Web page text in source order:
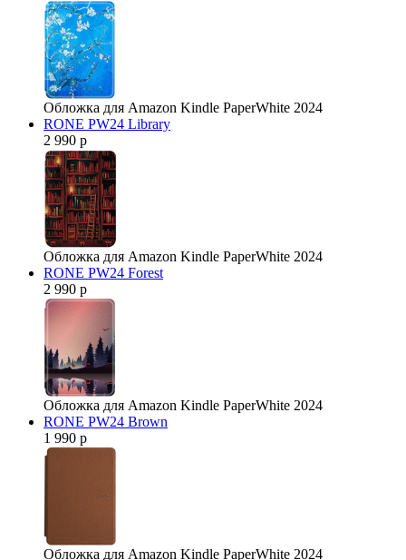
Обложка для Amazon Kindle PaperWhite 2024
RONE PW24 Library
2 990 р
Обложка для Amazon Kindle PaperWhite 2024
RONE PW24 Forest
2 990 р
Обложка для Amazon Kindle PaperWhite 2024
RONE PW24 Brown
1 990 р
Обложка для Amazon Kindle PaperWhite 2024